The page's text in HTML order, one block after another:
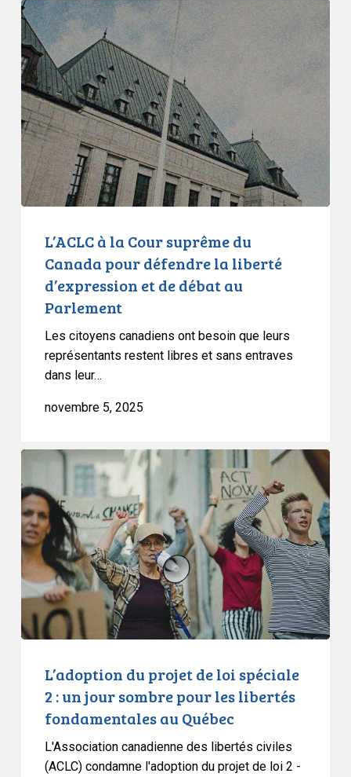
L’ACLC
à
la
Cour
suprême
du
Canada
pour
défendre
la
débat
Parlement
L’ACLC à la Cour suprême du
Canada pour défendre la liberté
d’expression et de débat au
Parlement
Les citoyens canadiens ont besoin que leurs
représentants restent libres et sans entraves
dans leur…
novembre 5, 2025
L’adoption
projet
de
loi
spéciale
2
:
un
jour
libertés
fondamentales
L’adoption du projet de loi spéciale
2 : un jour sombre pour les libertés
fondamentales au Québec
L'Association canadienne des libertés civiles
(ACLC) condamne l'adoption du projet de loi 2 -